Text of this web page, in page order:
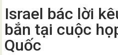
Israel bác lời
bắn tại cuộc
Quốc